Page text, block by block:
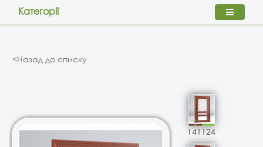
Категорії
<Назад до списку
141124